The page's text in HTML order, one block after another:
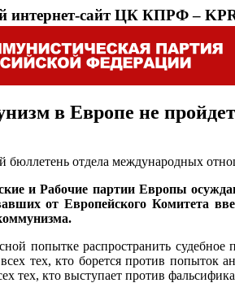
интернет-сайт ЦК КПРФ –
в Европе не
отдела международных
и Рабочие партии Европы
от Европейского Комитета
попытке распространить
тех, кто борется против попыток
тех, кто выступает против